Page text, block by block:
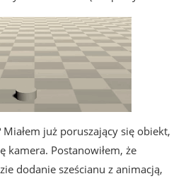
już poruszający się obiekt,
kamera. Postanowiłem, że
dodanie sześcianu z animacją,